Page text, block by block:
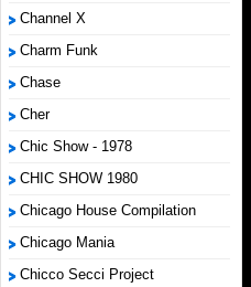
Channel X
Charm Funk
Chase
Cher
Chic Show - 1978
CHIC SHOW 1980
Chicago House Compilation
Chicago Mania
Chicco Secci Project